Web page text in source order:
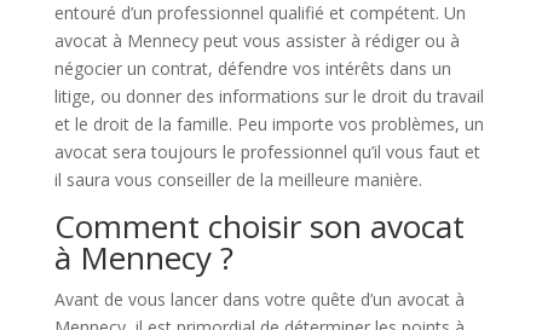
entouré d’un professionnel qualifié et compétent. Un
avocat à Mennecy peut vous assister à rédiger ou à
négocier un contrat, défendre vos intérêts dans un
litige, ou donner des informations sur le droit du travail
et le droit de la famille. Peu importe vos problèmes, un
avocat sera toujours le professionnel qu’il vous faut et
il saura vous conseiller de la meilleure manière.
Comment choisir son avocat
à Mennecy ?
Avant de vous lancer dans votre quête d’un avocat à